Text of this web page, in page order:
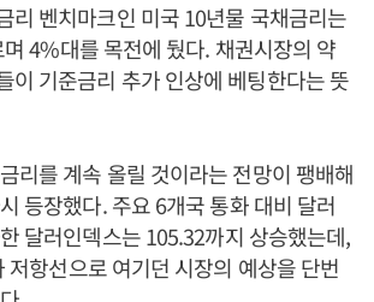
리 벤치마크인 미국 10년물 국채금리는
4%대를 목전에 뒀다. 채권시장의 약
이 기준금리 추가 인상에 베팅한다는 뜻
리를 계속 올릴 것이라는 전망이 팽배해
등장했다. 주요 6개국 통화 대비 달러
달러인덱스는 105.32까지 상승했는데,
저항선으로 여기던 시장의 예상을 단번